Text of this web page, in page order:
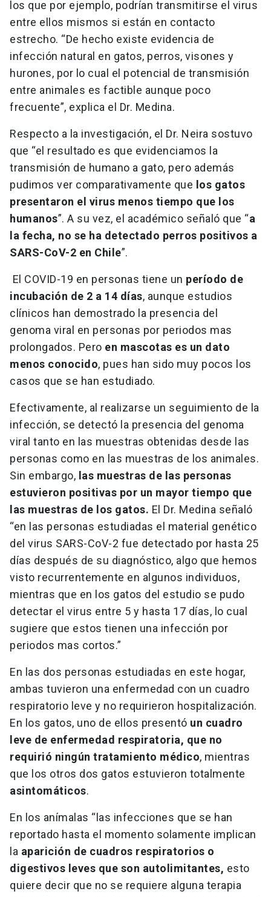
los que por ejemplo, podrían transmitirse el virus
entre ellos mismos si están en contacto
estrecho. “De hecho existe evidencia de
infección natural en gatos, perros, visones y
hurones, por lo cual el potencial de transmisión
entre animales es factible aunque poco
frecuente”, explica el Dr. Medina.
Respecto a la investigación, el Dr. Neira sostuvo
que “el resultado es que evidenciamos la
transmisión de humano a gato, pero además
pudimos ver comparativamente que los gatos
presentaron el virus menos tiempo que los
humanos”. A su vez, el académico señaló que “a
la fecha, no se ha detectado perros positivos a
SARS-CoV-2 en Chile”.
El COVID-19 en personas tiene un período de
incubación de 2 a 14 días, aunque estudios
clínicos han demostrado la presencia del
genoma viral en personas por periodos mas
prolongados. Pero en mascotas es un dato
menos conocido, pues han sido muy pocos los
casos que se han estudiado.
Efectivamente, al realizarse un seguimiento de la
infección, se detectó la presencia del genoma
viral tanto en las muestras obtenidas desde las
personas como en las muestras de los animales.
Sin embargo, las muestras de las personas
estuvieron positivas por un mayor tiempo que
las muestras de los gatos. El Dr. Medina señaló
“en las personas estudiadas el material genético
del virus SARS-CoV-2 fue detectado por hasta 25
días después de su diagnóstico, algo que hemos
visto recurrentemente en algunos individuos,
mientras que en los gatos del estudio se pudo
detectar el virus entre 5 y hasta 17 días, lo cual
sugiere que estos tienen una infección por
periodos mas cortos.”
En las dos personas estudiadas en este hogar,
ambas tuvieron una enfermedad con un cuadro
respiratorio leve y no requirieron hospitalización.
En los gatos, uno de ellos presentó un cuadro
leve de enfermedad respiratoria, que no
requirió ningún tratamiento médico, mientras
que los otros dos gatos estuvieron totalmente
asintomáticos.
En los anímalas “las infecciones que se han
reportado hasta el momento solamente implican
la aparición de cuadros respiratorios o
digestivos leves que son autolimitantes, esto
quiere decir que no se requiere alguna terapia